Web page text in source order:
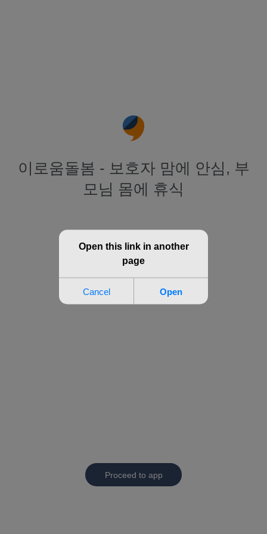
이로움돌봄 - 보호자 맘에 안심, 부
모님 몸에 휴식
Proceed to app